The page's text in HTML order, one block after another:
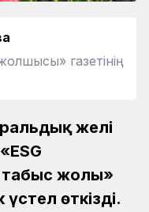
газетінің
желі
табыс жолы»
өткізді.